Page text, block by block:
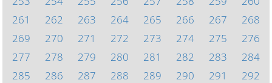
261
262 263 264 265 266 267
268
269
270 271 272 273 274 275
276
277
278 279 280 281 282 283
284
285
286 287 288 289 290 291
292